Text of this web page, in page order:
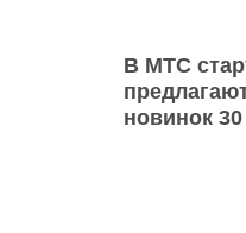
В МТС
новинок